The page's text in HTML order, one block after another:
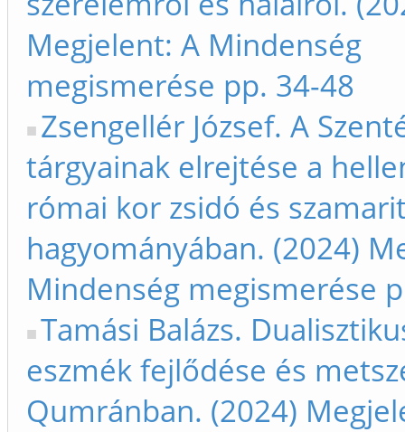
Megjelent: A Mindenség
megismerése pp. 34-48
Zsengellér József. A
tárgyainak elrejtése a
római kor zsidó és
hagyományában. (2024)
Mindenség megismerése
Tamási Balázs.
eszmék fejlődése és
Qumránban. (2024)